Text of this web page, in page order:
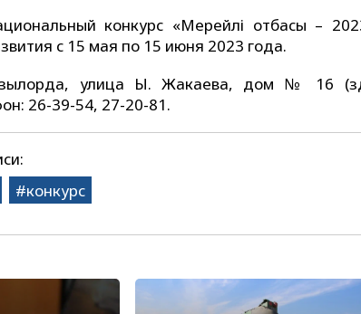
конкурс «Мерейлі отбасы –
с 15 мая по 15 июня 2023 года.
улица Ы. Жакаева, дом № 16
26-39-54, 27-20-81.
конкурс